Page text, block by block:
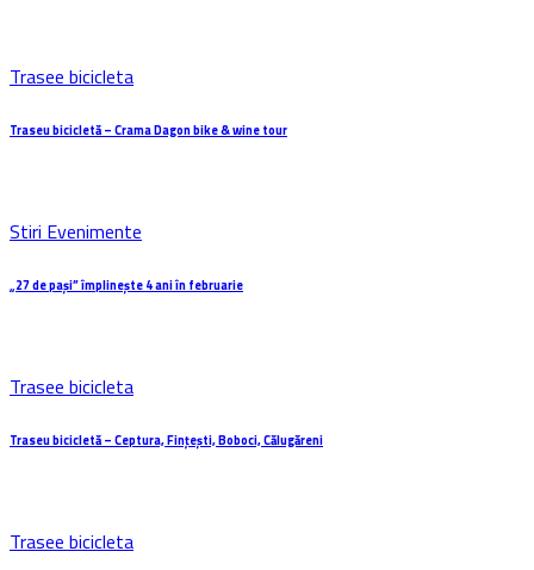
Trasee bicicleta
Traseu bicicletă – Crama Dagon bike & wine tour
Stiri Evenimente
„27 de pași” împlinește 4 ani în februarie
Trasee bicicleta
Traseu bicicletă – Ceptura, Fințești, Boboci, Călugăreni
Trasee bicicleta